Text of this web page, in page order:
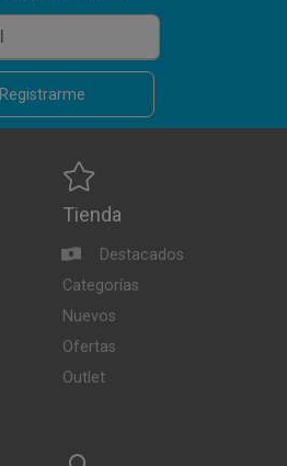
Registrarme
Tienda
Destacados
Categorías
Nuevos
Ofertas
Outlet